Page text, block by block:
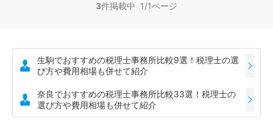
3件掲載中 1/1ページ
生駒でおすすめの税理士事務所比較9選！税理士の選
び方や費用相場も併せて紹介
奈良でおすすめの税理士事務所比較33選！税理士の
選び方や費用相場も併せて紹介